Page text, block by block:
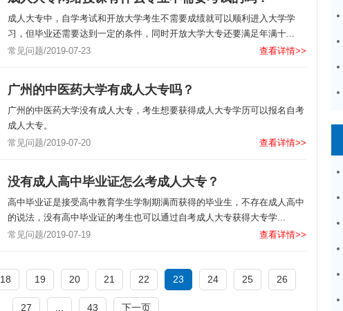
成人大专中，自学考试和开放大学考生不需要成绩就可以顺利进入大学学
习，但毕业还需要达到一定的条件，同时开放大学大专还要满足年满十...
常见问题/2019-07-23
查看详情>>
广州的中医药大学有成人大专吗？
广州的中医药大学没有成人大专，考生想要获得成人大专学历可以报名自考
成人大专。
常见问题/2019-07-20
查看详情>>
没有成人高中毕业证怎么考成人大专？
高中毕业证是接受高中教育学生学制期满而获得的毕业生，不存在成人高中
的说法，没有高中毕业证的考生也可以通过自考成人大专获得大专学...
常见问题/2019-07-19
查看详情>>
18 19 20 21 22 23 24 25 26
27 43 下一页